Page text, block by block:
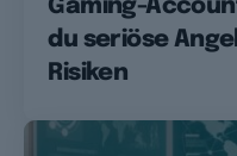
Gaming-
du seriöse
Risiken